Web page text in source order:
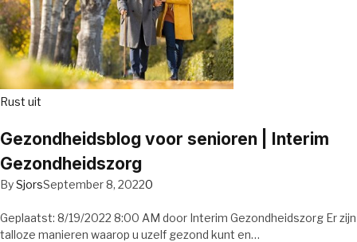
Rust uit
Gezondheidsblog voor senioren | Interim
Gezondheidszorg
BySjorsSeptember 8, 20220
Geplaatst: 8/19/2022 8:00 AM door Interim Gezondheidszorg Er zijn
talloze manieren waarop u uzelf gezond kunt en…